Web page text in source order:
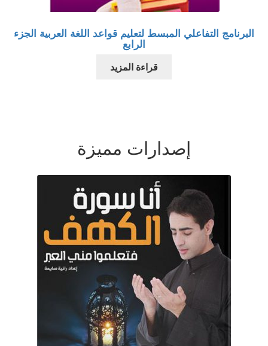
البرنامج التفاعلي المبسط لتعليم قواعد اللغة العربية الجزء
الرابع
قراءة المزيد
إصدارات مميزة